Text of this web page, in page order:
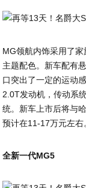
MG领航内饰采用了
主题配色。新车配有
口突出了一定的运动
2.0T发动机，传动系
统。新车上市后将与
预计在11-17万元左右
全新一代MG5